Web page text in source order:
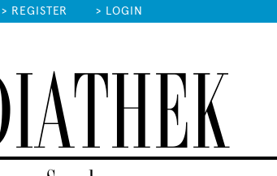
> REGISTER > LOGIN